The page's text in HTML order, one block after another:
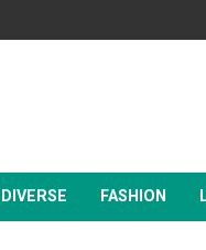
DIVERSE FASHION